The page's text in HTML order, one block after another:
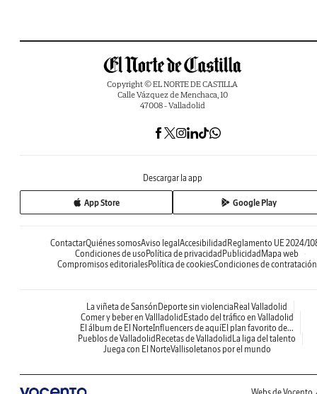
Copyright © EL NORTE DE CASTILLA
Calle Vázquez de Menchaca, 10
47008 - Valladolid
Descargar la app
App Store Google Play
ContactarQuiénes somosAviso legal Accesibilidad Reglamento UE 2024/
Condiciones de uso Política de privacidad Publicidad Mapa web
Compromisos editorialesPolítica de cookiesCondiciones de contratación
La viñeta de Sansón Deporte sin violencia Real Valladolid
Comer y beber en Vallladolid Estado del tráfico en Valladolid
El álbum de El NorteInfluencers de aquíEl plan favorito de...
Pueblos de Valladolid Recetas de Valladolid La liga del talento
Juega con El NorteVallisoletanos por el mundo